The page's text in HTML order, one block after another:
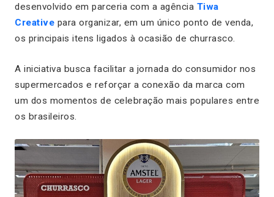
desenvolvido em parceria com a agência Tiwa
Creative para organizar, em um único ponto de venda,
os principais itens ligados à ocasião de churrasco.
A iniciativa busca facilitar a jornada do consumidor nos
supermercados e reforçar a conexão da marca com
um dos momentos de celebração mais populares entre
os brasileiros.